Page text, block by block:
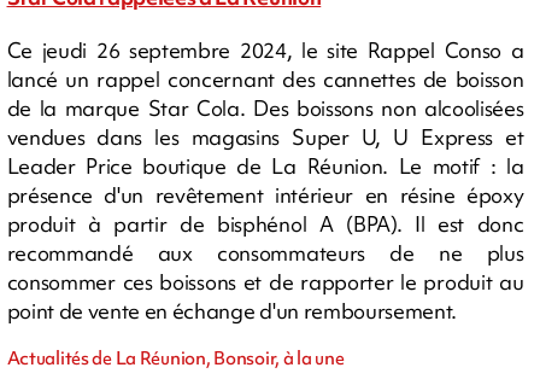
Ce jeudi 26 septembre 2024, le site Rappel Conso a
lancé un rappel concernant des cannettes de boisson
de la marque Star Cola. Des boissons non alcoolisées
vendues dans les magasins Super U, U Express et
Leader Price boutique de La Réunion. Le motif : la
présence d'un revêtement intérieur en résine époxy
produit à partir de bisphénol A (BPA). Il est donc
recommandé aux consommateurs de ne plus
consommer ces boissons et de rapporter le produit au
point de vente en échange d'un remboursement.
Actualités de La Réunion, Bonsoir, à la une